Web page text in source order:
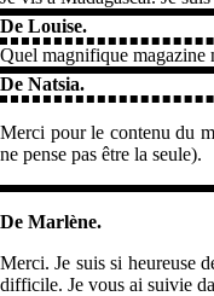
De Louise.
Quel magnifique magazine
De Natsia.
Merci pour le contenu du
ne pense pas être la seule).
De Marlène.
Merci. Je suis si heureuse
difficile. Je vous ai suivie